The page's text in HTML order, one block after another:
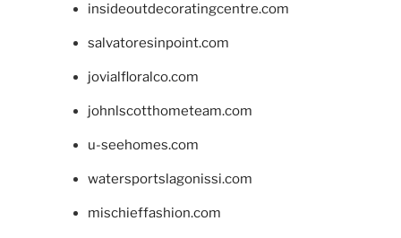
insideoutdecoratingcentre.com
salvatoresinpoint.com
jovialfloralco.com
johnlscotthometeam.com
u-seehomes.com
watersportslagonissi.com
mischieffashion.com